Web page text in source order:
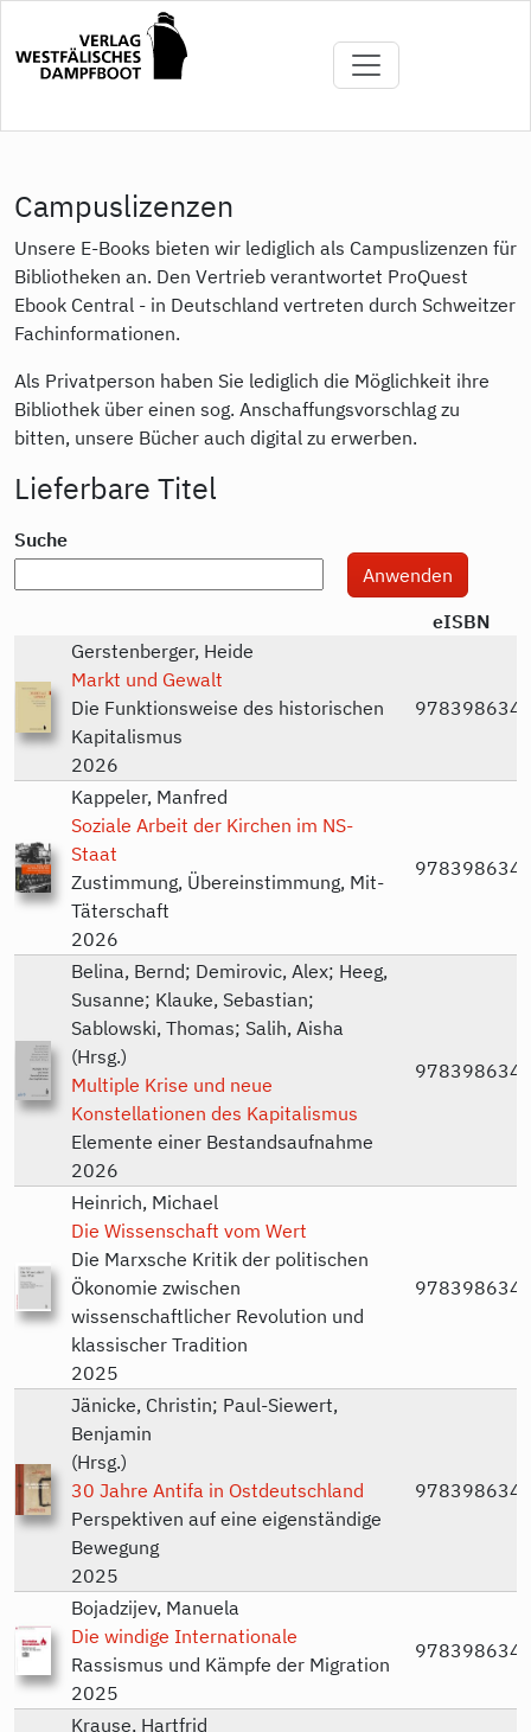
Inhalt
Campuslizenzen
Unsere E-Books bieten wir lediglich als Campuslizenzen für
Bibliotheken an. Den Vertrieb verantwortet ProQuest
Ebook Central - in Deutschland vertreten durch Schweitzer
Fachinformationen.
Als Privatperson haben Sie lediglich die Möglichkeit ihre
Bibliothek über einen sog. Anschaffungsvorschlag zu
bitten, unsere Bücher auch digital zu erwerben.
Lieferbare Titel
Suche
eISBN
Gerstenberger, Heide
Markt und Gewalt
Die Funktionsweise des historischen
Kapitalismus
2026
Kappeler, Manfred
Soziale Arbeit der Kirchen im NS-
Staat
Zustimmung, Übereinstimmung, Mit-
Täterschaft
2026
Belina, Bernd; Demirovic, Alex; Heeg,
Susanne; Klauke, Sebastian;
Sablowski, Thomas; Salih, Aisha
(Hrsg.)
Multiple Krise und neue
Konstellationen des Kapitalismus
Elemente einer Bestandsaufnahme
2026
Heinrich, Michael
Die Wissenschaft vom Wert
Die Marxsche Kritik der politischen
Ökonomie zwischen
wissenschaftlicher Revolution und
klassischer Tradition
2025
Jänicke, Christin; Paul-Siewert,
Benjamin
(Hrsg.)
30 Jahre Antifa in Ostdeutschland
Perspektiven auf eine eigenständige
Bewegung
2025
Bojadzijev, Manuela
Die windige Internationale
Rassismus und Kämpfe der Migration
2025
Krause, Hartfrid